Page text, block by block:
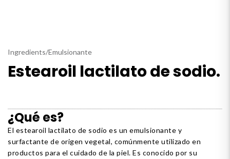
Ingredients/Emulsionante
Estearoil lactilato de sodio.
¿Qué es?
El estearoil lactilato de sodio es un emulsionante y
surfactante de origen vegetal, comúnmente utilizado en
productos para el cuidado de la piel. Es conocido por su